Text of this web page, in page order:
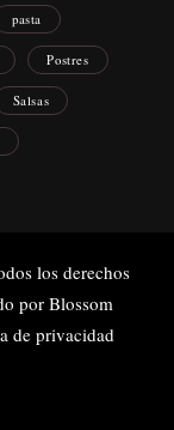
pasta
Postres
Salsas
los derechos
por Blossom
de privacidad